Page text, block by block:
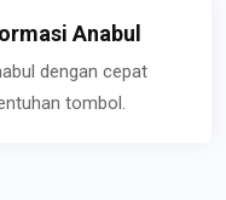
Anabul
dengan cepat
tombol.